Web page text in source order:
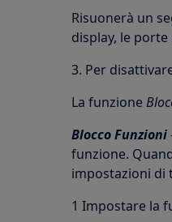
Risuonerà un
display, le
3. Per
La funzione
Blocco Funzioni
funzione.
impostazioni di
1 Impostare la